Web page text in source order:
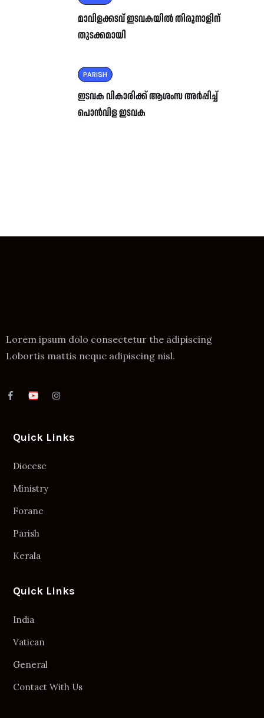
മാവിളക്കടവ് ഇടവകയിൽ തിരുനാളിന്
തുടക്കമായി
PARISH
ഇടവക വികാരിക്ക് ആശംസ അർപ്പിച്ച്
പൊൻവിള ഇടവക
Lorem ipsum dolo consectetur the adipiscing
Lobortis mattis neque adipiscing nisl.
Quick Links
Diocese
Ministry
Forane
Parish
Kerala
Quick Links
India
Vatican
General
Contact With Us